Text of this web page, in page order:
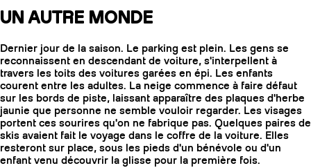
UN AUTRE MONDE
Dernier jour de la saison. Le parking est plein. Les gens se
reconnaissent en descendant de voiture, s'interpellent à
travers les toits des voitures garées en épi. Les enfants
courent entre les adultes. La neige commence à faire défaut
sur les bords de piste, laissant apparaître des plaques d'herbe
jaunie que personne ne semble vouloir regarder. Les visages
portent ces sourires qu'on ne fabrique pas. Quelques paires de
skis avaient fait le voyage dans le coffre de la voiture. Elles
resteront sur place, sous les pieds d'un bénévole ou d'un
enfant venu découvrir la glisse pour la première fois.